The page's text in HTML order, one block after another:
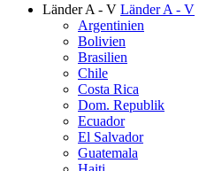
Länder A - V Länder A - V
Argentinien
Bolivien
Brasilien
Chile
Costa Rica
Dom. Republik
Ecuador
El Salvador
Guatemala